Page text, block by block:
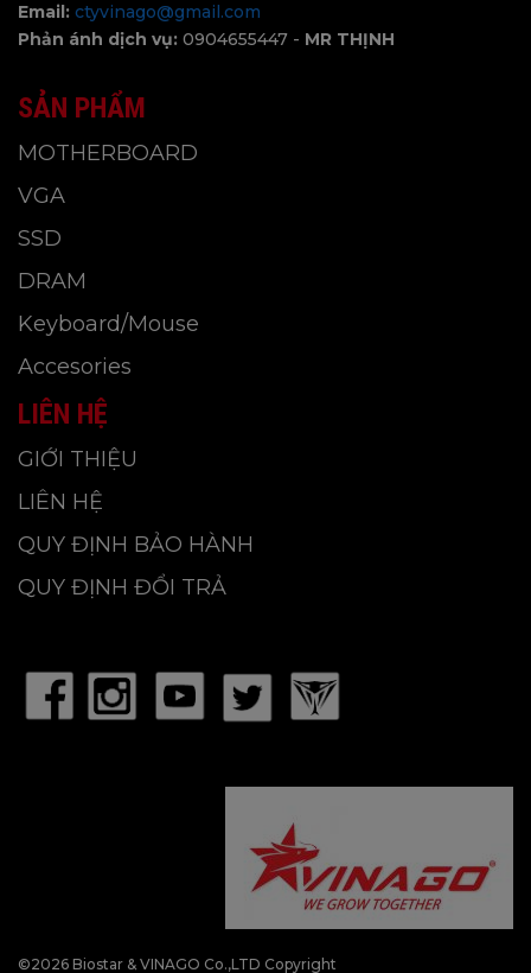
Email: ctyvinago@gmail.com
Phản ánh dịch vụ: 0904655447 - MR THỊNH
SẢN PHẨM
MOTHERBOARD
VGA
SSD
DRAM
Keyboard/Mouse
Accesories
LIÊN HỆ
GIỚI THIỆU
LIÊN HỆ
QUY ĐỊNH BẢO HÀNH
QUY ĐỊNH ĐỔI TRẢ
©2026 Biostar & VINAGO Co.,LTD Copyright